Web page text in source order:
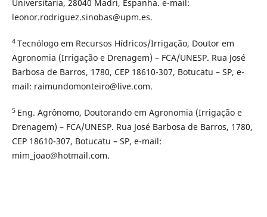
Universitaria, 28040 Madri, Espanha. e-mail:
leonor.rodriguez.sinobas@upm.es.
4 Tecnólogo em Recursos Hídricos/Irrigação, Doutor em
Agronomia (Irrigação e Drenagem) – FCA/UNESP. Rua José
Barbosa de Barros, 1780, CEP 18610-307, Botucatu – SP, e-
mail: raimundomonteiro@live.com.
5 Eng. Agrônomo, Doutorando em Agronomia (Irrigação e
Drenagem) – FCA/UNESP. Rua José Barbosa de Barros, 1780,
CEP 18610-307, Botucatu – SP, e-mail:
mim_joao@hotmail.com.